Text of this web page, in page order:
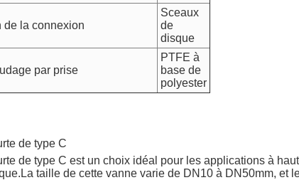
de la connexion
Sceaux
de
disque
par prise
PTFE à
base de
polyester
de type C
de type C est un choix idéal pour les applications à
taille de cette vanne varie de DN10 à DN50mm, et